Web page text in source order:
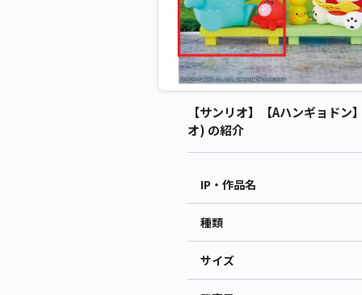
【サンリオ】【Aハンギョド
オ) の紹介
IP・作品名
種類
サイズ